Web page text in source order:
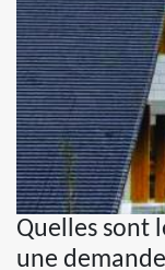
Quelles sont
une